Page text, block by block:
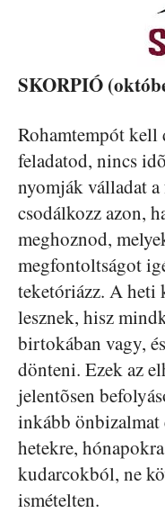
SKORPIÓ
Rohamtempót kell
feladatod, nincs
nyomják válladat
csodálkozz azon,
meghoznod,
megfontoltságot
teketóriázz. A heti
lesznek, hisz
birtokában vagy,
dönteni. Ezek az
jelentõsen
inkább önbizalmat
hetekre,
kudarcokból, ne
ismételten.